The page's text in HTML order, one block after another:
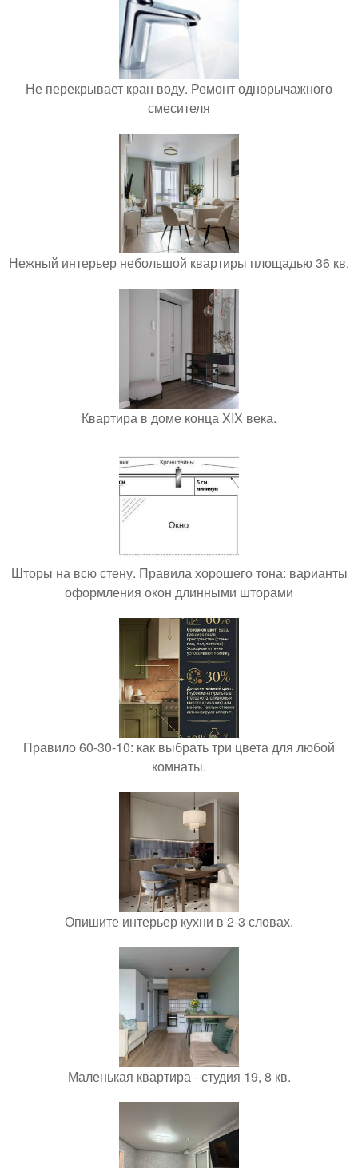
Не перекрывает кран воду. Ремонт однорычажного
смесителя
Нежный интерьер небольшой квартиры площадью 36 кв.
Квартира в доме конца XIX века.
Шторы на всю стену. Правила хорошего тона: варианты
оформления окон длинными шторами
Правило 60-30-10: как выбрать три цвета для любой
комнаты.
Опишите интерьер кухни в 2-3 словах.
Маленькая квартира - студия 19, 8 кв.